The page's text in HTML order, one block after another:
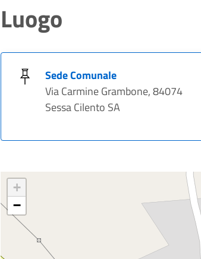
Luogo
Sede Comunale
Via Carmine Grambone, 84074
Sessa Cilento SA
+
−